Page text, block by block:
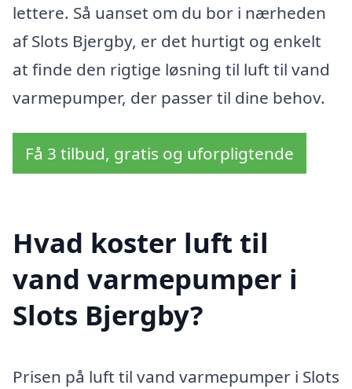
lettere. Så uanset om du bor i nærheden
af Slots Bjergby, er det hurtigt og enkelt
at finde den rigtige løsning til luft til vand
varmepumper, der passer til dine behov.
Få 3 tilbud, gratis og uforpligtende
Hvad koster luft til
vand varmepumper i
Slots Bjergby?
Prisen på luft til vand varmepumper i Slots